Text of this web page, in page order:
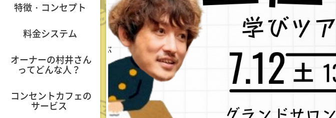
特徴・コンセプト
料金システム
オーナーの村井さん
ってどんな人？
コンセントカフェの
サービス